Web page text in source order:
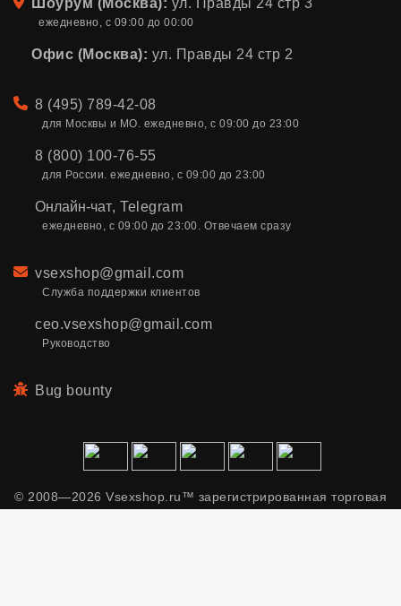
ежедневно, с 09:00 до 00:00
Офис (Москва): ул. Правды 24 стр 2
Телефон
8 (495) 789-42-08
для Москвы и МО. ежедневно, с 09:00 до 23:00
8 (800) 100-76-55
для России. ежедневно, с 09:00 до 23:00
Онлайн-чат, Telegram
ежедневно, с 09:00 до 23:00. Отвечаем сразу
Email
vsexshop@gmail.com
Служба поддержки клиентов
ceo.vsexshop@gmail.com
Руководство
Bug bounty
© 2008—2026 Vsexshop.ru™ зарегистрированная торговая